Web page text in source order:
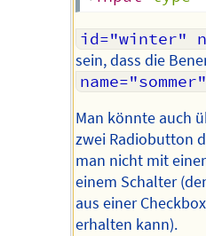
id="winter"
sein, dass die
name="sommer"
Man könnte auch
zwei Radiobutton
man nicht mit
einem Schalter
aus einer
erhalten kann).